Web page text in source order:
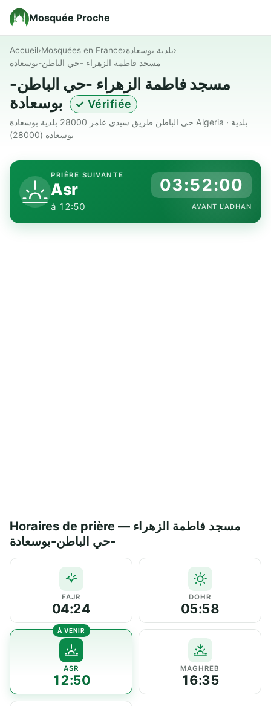
Mosquée Proche
Accueil›Mosquées en France›بلدية بوسعادة›
مسجد فاطمة الزهراء -حي الباطن-بوسعادة
مسجد فاطمة الزهراء -حي الباطن-
✓ Vérifiée
حي الباطن طريق سيدي عامر 28000 بلدية بوسعادة Algeria · بلدية
بوسعادة (28000)
PRIÈRE SUIVANTE
Asr
à 12:50
03:51:59
AVANT L'ADHAN
Horaires de prière — مسجد فاطمة الزهراء
-حي الباطن-بوسعادة
FAJR
04:24
DOHR
05:58
ASR
12:50
MAGHREB
16:35